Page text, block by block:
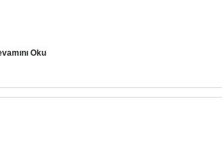
Oku